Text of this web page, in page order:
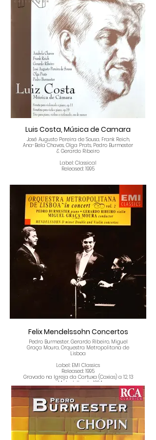
Pas De Deux
Composed By – Samuel Barber
Two Step
Composed By – Samuel Barber
Hesitation Tango
Composed By – Samuel Barber
Galop
Composed By – Samuel Barber
Fuga
Composed By – Samuel Barber
El Salon Mexico
Composed By – Aaron Copland
La Valse
Composed By – Maurice Ravel
Bolero
Composed By – Maurice Ravel
Percussion [Invited Artist] – José Salgueiro
L'Embarquement Pour Citere
Composed By – Francis Poulenc
Brazileira
Luis Costa, Música de Camara
José Augusto Pereira de Sousa, Frank Reich,
Ana-Bela Chaves, Olga Prats, Pedro Burmester
& Gerardo Ribeiro
Label: Classical
Released: 1995
Tracklist
Sonata Para Violoncelo E Piano, Op.11
Allegro Moderato
Allegretto
Adagio
Allegro
Sonatina Para Viola E Piano, Op.19
Allegro
Scherzino
Vivo
Trio Para Piano, Violino E Violoncelo, Em Dó
Menor
Allegro Con Fuoco
Adagio
Scherzo
Allegro Assa
Felix Mendelssohn Concertos
Pedro Burmester, Gerardo Ribeiro, Miguel
Graça Moura, Orquestra Metropolitana de
Lisboa
Label: EMI Classics
Released: 1995
Gravado na Igreja da Cartuxa (Caxias) a 12, 13
e 14 de Julho de 1994.
Concerto Em Ré Menor Para Piano, Violino e
Orquestra de Cordas
Composed By – Felix Mendelssohn-Bartholdy
Conductor – Miguel Graça Moura
Orchestra – Orquestra Metropolitana de
Lisboa
Piano – Pedro Burmester